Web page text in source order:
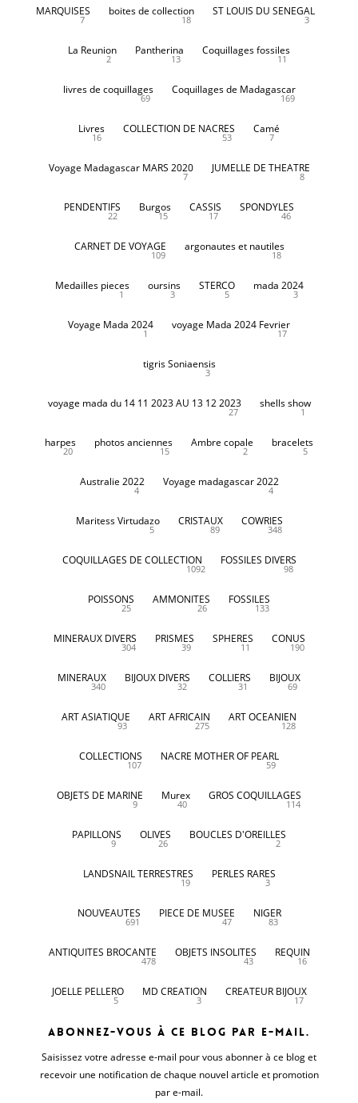
MARQUISES
7
boites de collection
18
ST LOUIS DU SENEGAL
3
La Reunion
2
Pantherina
13
Coquillages fossiles
11
livres de coquillages
69
Coquillages de Madagascar
169
Livres
16
COLLECTION DE NACRES
53
Camé
7
Voyage Madagascar MARS 2020
7
JUMELLE DE THEATRE
8
PENDENTIFS
22
Burgos
15
CASSIS
17
SPONDYLES
46
CARNET DE VOYAGE
109
argonautes et nautiles
18
Medailles pieces
1
oursins
3
STERCO
5
mada 2024
3
Voyage Mada 2024
1
voyage Mada 2024 Fevrier
17
tigris Soniaensis
3
voyage mada du 14 11 2023 AU 13 12 2023
27
shells show
1
harpes
20
photos anciennes
15
Ambre copale
2
bracelets
5
Australie 2022
4
Voyage madagascar 2022
4
Maritess Virtudazo
5
CRISTAUX
89
COWRIES
348
COQUILLAGES DE COLLECTION
1092
FOSSILES DIVERS
98
POISSONS
25
AMMONITES
26
FOSSILES
133
MINERAUX DIVERS
304
PRISMES
39
SPHERES
11
CONUS
190
MINERAUX
340
BIJOUX DIVERS
32
COLLIERS
31
BIJOUX
69
ART ASIATIQUE
93
ART AFRICAIN
275
ART OCEANIEN
128
COLLECTIONS
107
NACRE MOTHER OF PEARL
59
OBJETS DE MARINE
9
Murex
40
GROS COQUILLAGES
114
PAPILLONS
9
OLIVES
26
BOUCLES D'OREILLES
2
LANDSNAIL TERRESTRES
19
PERLES RARES
3
NOUVEAUTES
691
PIECE DE MUSEE
47
NIGER
83
ANTIQUITES BROCANTE
478
OBJETS INSOLITES
43
REQUIN
16
JOELLE PELLERO
5
MD CREATION
3
CREATEUR BIJOUX
17
Abonnez-vous à ce blog par e-mail.
Saisissez votre adresse e-mail pour vous abonner à ce blog et
recevoir une notification de chaque nouvel article et promotion
par e-mail.